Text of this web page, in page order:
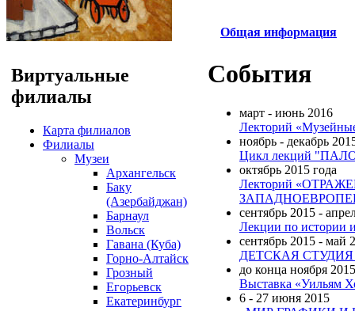
Виртуальные
филиалы
Карта филиалов
Филиалы
Музеи
Архангельск
Баку
(Азербайджан)
Барнаул
Вольск
Гавана (Куба)
Горно-Алтайск
Грозный
Егорьевск
Екатеринбург
Общая информация
События
март - июнь 2016
Лекторий
ноябрь - декабрь
Цикл лекций
октябрь 2015 года
Лекторий
сентябрь 2015 -
Лекции по истории
сентябрь 2015 - май
ДЕТСКАЯ
до конца ноября 2015
Выставка «Уильям
6 - 27 июня 2015